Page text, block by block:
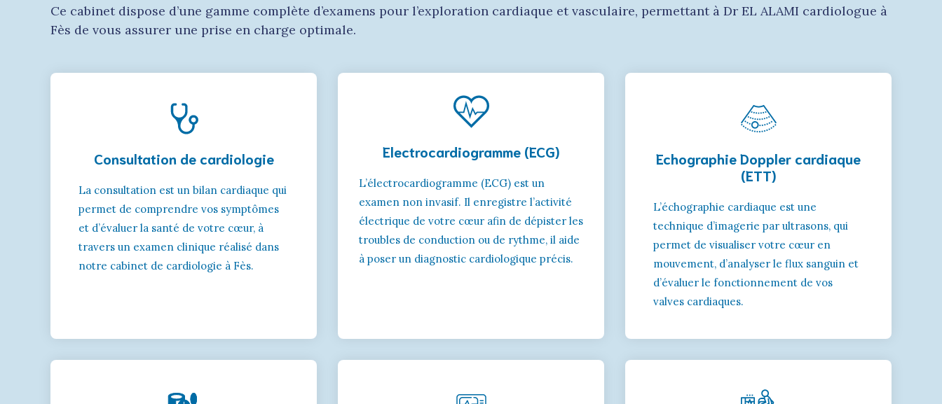
Ce cabinet dispose d’une gamme complète d’examens pour l’exploration cardiaque et vasculaire, permettant à Dr EL ALAMI cardiologue à
Fès de vous assurer une prise en charge optimale.
Consultation de cardiologie
La consultation est un bilan cardiaque qui
permet de comprendre vos symptômes
et d’évaluer la santé de votre cœur, à
travers un examen clinique réalisé dans
notre cabinet de cardiologie à Fès.
Electrocardiogramme (ECG)
L’électrocardiogramme (ECG) est un
examen non invasif. Il enregistre l’activité
électrique de votre cœur afin de dépister les
troubles de conduction ou de rythme, il aide
à poser un diagnostic cardiologique précis.
Echographie Doppler cardiaque
(ETT)
L’échographie cardiaque est une
technique d’imagerie par ultrasons, qui
permet de visualiser votre cœur en
mouvement, d’analyser le flux sanguin et
d’évaluer le fonctionnement de vos
valves cardiaques.